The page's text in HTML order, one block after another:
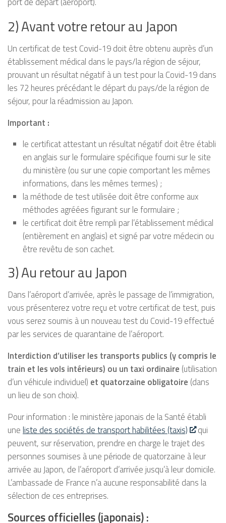
2) Avant votre retour au Japon
Un certificat de test Covid-19 doit être obtenu auprès d’un
établissement médical dans le pays/la région de séjour,
prouvant un résultat négatif à un test pour la Covid-19 dans
les 72 heures précédant le départ du pays/de la région de
séjour, pour la réadmission au Japon.
Important :
le certificat attestant un résultat négatif doit être établi
en anglais sur le formulaire spécifique fourni sur le site
du ministère (ou sur une copie comportant les mêmes
informations, dans les mêmes termes) ;
la méthode de test utilisée doit être conforme aux
méthodes agréées figurant sur le formulaire ;
le certificat doit être rempli par l’établissement médical
(entièrement en anglais) et signé par votre médecin ou
être revêtu de son cachet.
3) Au retour au Japon
Dans l’aéroport d’arrivée, après le passage de l’immigration,
vous présenterez votre reçu et votre certificat de test, puis
vous serez soumis à un nouveau test du Covid-19 effectué
par les services de quarantaine de l’aéroport.
Interdiction d’utiliser les transports publics (y compris le
train et les vols intérieurs) ou un taxi ordinaire (utilisation
d’un véhicule individuel) et quatorzaine obligatoire (dans
un lieu de son choix).
Pour information : le ministère japonais de la Santé établi
une liste des sociétés de transport habilitées (taxis)
qui
peuvent, sur réservation, prendre en charge le trajet des
personnes soumises à une période de quatorzaine à leur
arrivée au Japon, de l’aéroport d’arrivée jusqu’à leur domicile.
L’ambassade de France n’a aucune responsabilité dans la
sélection de ces entreprises.
Sources officielles (japonais) :